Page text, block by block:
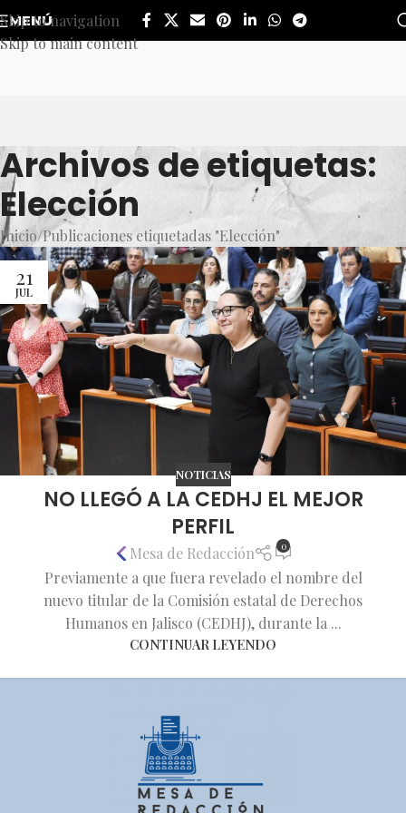
Skip to navigation
Skip to main content
MENÚ
Archivos de etiquetas:
Elección
Inicio Publicaciones etiquetadas "Elección"
21
JUL
NOTICIAS
NO LLEGÓ A LA CEDHJ EL MEJOR
PERFIL
Mesa de Redacción 0
Previamente a que fuera revelado el nombre del
nuevo titular de la Comisión estatal de Derechos
Humanos en Jalisco (CEDHJ), durante la ...
CONTINUAR LEYENDO